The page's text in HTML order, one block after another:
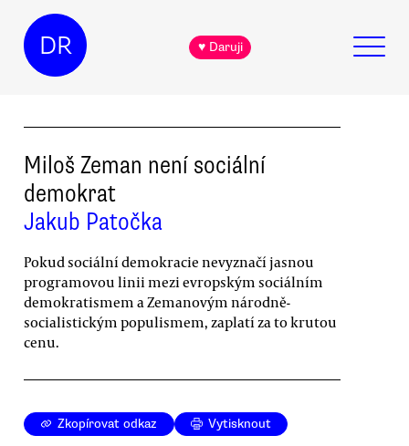
DR ♥ Daruji
Miloš Zeman není sociální
demokrat
Jakub Patočka
Pokud sociální demokracie nevyznačí jasnou
programovou linii mezi evropským sociálním
demokratismem a Zemanovým národně-
socialistickým populismem, zaplatí za to krutou
cenu.
Zkopírovat odkaz Vytisknout